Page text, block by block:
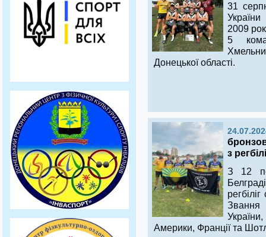
31
2009
5
Донецької області.
з
З 12
Звання
Америки, Франції та